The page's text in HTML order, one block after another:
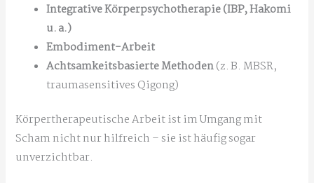
Integrative Körperpsychotherapie (IBP, Hakomi
u. a.)
Embodiment-Arbeit
Achtsamkeitsbasierte Methoden(z. B. MBSR,
traumasensitives Qigong)
Körpertherapeutische Arbeit ist im Umgang mit
Scham nicht nur hilfreich – sie ist häufig sogar
unverzichtbar.